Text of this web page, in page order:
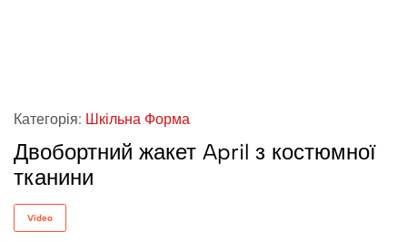
Категорія: Шкільна Форма
Двобортний жакет April з костюмної
тканини
Video